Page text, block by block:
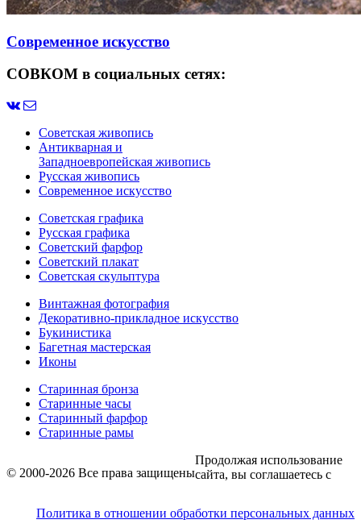
Современное искусство
СОВКОМ в социальных сетях:
Советская живопись
Антикварная и
Западноевропейская живопись
Русская живопись
Современное искусство
Советская графика
Русская графика
Советский фарфор
Советский плакат
Советская скульптура
Винтажная фотография
Декоративно-прикладное искусство
Букинистика
Багетная мастерская
Иконы
Старинная бронза
Старинные часы
Старинный фарфор
Старинные рамы
© 2000-2026 Все права защищены
Политика в отношении обработки персональных данных
Продолжая использование
сайта, вы соглашаетесь с